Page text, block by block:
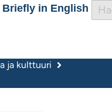
Briefly in English
ja kulttuuri